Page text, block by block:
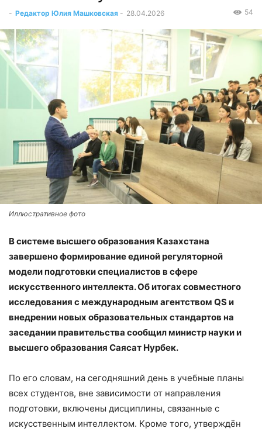
- Редактор Юлия Машковская - 28.04.2026 54
Иллюстративное фото
В системе высшего образования Казахстана
завершено формирование единой регуляторной
модели подготовки специалистов в сфере
искусственного интеллекта. Об итогах совместного
исследования с международным агентством QS и
внедрении новых образовательных стандартов на
заседании правительства сообщил министр науки и
высшего образования Саясат Нурбек.
По его словам, на сегодняшний день в учебные планы
всех студентов, вне зависимости от направления
подготовки, включены дисциплины, связанные с
искусственным интеллектом. Кроме того, утверждён